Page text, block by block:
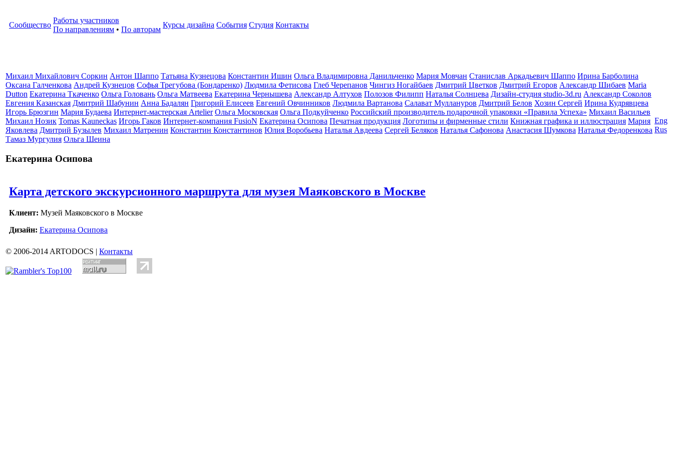
Сообщество
Работы участников
По направлениям • По авторам
Курсы дизайна События Студия Контакты
Михаил Михайлович Соркин Антон Шаппо Татьяна Кузнецова Константин Ишин Ольга Владимировна Данильченко Мария Мовчан Станислав Аркадьевич Шаппо Ирина Барболина
Оксана Галченкова Андрей Кузнецов Софья Трегубова (Бондаренко) Людмила Фетисова Глеб Черепанов Чингиз Ногайбаев Дмитрий Цветков Дмитрий Егоров Александр Шибаев Maria
Dutton Екатерина Ткаченко Ольга Головань Ольга Матвеева Екатерина Чернышева Александр Алтухов Полозов Филипп Наталья Солнцева Дизайн-студия studio-3d.ru Александр Соколов
Евгения Казанская Дмитрий Шабунин Анна Бадалян Григорий Елисеев Евгений Овчинников Людмила Вартанова Салават Муллануров Дмитрий Белов Хозин Сергей Ирина Кудрявцева
Игорь Брюзгин Мария Будаева Интернет-мастерская Artelier Ольга Московская Ольга Подкуйченко Российский производитель подарочной упаковки «Правила Успеха» Михаил Васильев
Михаил Нозик Tomas Kauneckas Игорь Гаков Интернет-компания FusioN Екатерина Осипова Печатная продукция Логотипы и фирменные стили Книжная графика и иллюстрация Мария
Яковлева Дмитрий Бузылев Михаил Матренин Константин Константинов Юлия Воробьева Наталья Авдеева Сергей Беляков Наталья Сафонова Анастасия Шумкова Наталья Федоренкова
Тамаз Мургулия Ольга Шеина
Екатерина Осипова
Карта детского экскурсионного маршрута для музея Маяковского в Москве
Клиент: Музей Маяковского в Москве
Дизайн: Екатерина Осипова
Eng
Rus
© 2006-2014 ARTODOCS | Контакты